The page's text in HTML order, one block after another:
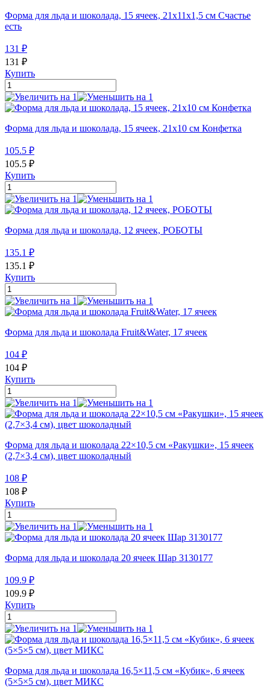
Форма для льда и шоколада, 15 ячеек, 21х11х1,5 см Счастье
есть
131 ₽
131 ₽
Купить
Форма для льда и шоколада, 15 ячеек, 21х10 см Конфетка
105.5 ₽
105.5 ₽
Купить
Форма для льда и шоколада, 12 ячеек, РОБОТЫ
135.1 ₽
135.1 ₽
Купить
Форма для льда и шоколада Fruit&Water, 17 ячеек
104 ₽
104 ₽
Купить
Форма для льда и шоколада 22×10,5 см «Ракушки», 15 ячеек
(2,7×3,4 см), цвет шоколадный
108 ₽
108 ₽
Купить
Форма для льда и шоколада 20 ячеек Шар 3130177
109.9 ₽
109.9 ₽
Купить
Форма для льда и шоколада 16,5×11,5 см «Кубик», 6 ячеек
(5×5×5 см), цвет МИКС